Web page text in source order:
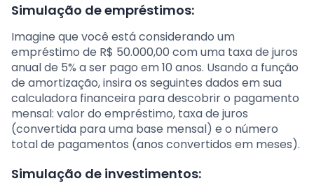
Simulação de empréstimos:
Imagine que você está considerando um
empréstimo de R$ 50.000,00 com uma taxa de juros
anual de 5% a ser pago em 10 anos. Usando a função
de amortização, insira os seguintes dados em sua
calculadora financeira para descobrir o pagamento
mensal: valor do empréstimo, taxa de juros
(convertida para uma base mensal) e o número
total de pagamentos (anos convertidos em meses).
Simulação de investimentos: